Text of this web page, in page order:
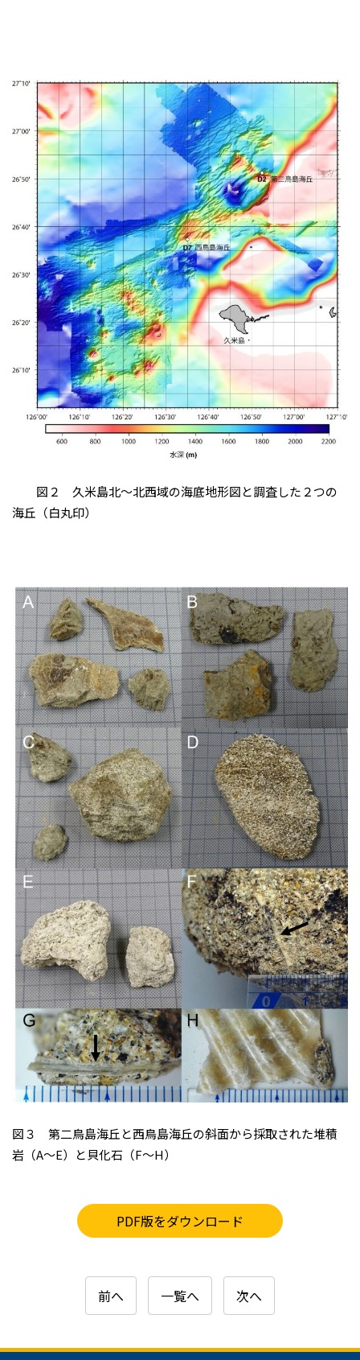
図２ 久米島北～北西域の海底地形図と調査した２つの
海丘（白丸印）
図３ 第二鳥島海丘と西鳥島海丘の斜面から採取された堆積
岩（A～E）と貝化石（F～H）
PDF版をダウンロード
前へ 一覧へ 次へ